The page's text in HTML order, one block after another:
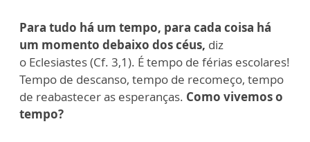
Para tudo há um tempo, para cada coisa há
um momento debaixo dos céus, diz
o Eclesiastes (Cf. 3,1). É tempo de férias escolares!
Tempo de descanso, tempo de recomeço, tempo
de reabastecer as esperanças. Como vivemos o
tempo?